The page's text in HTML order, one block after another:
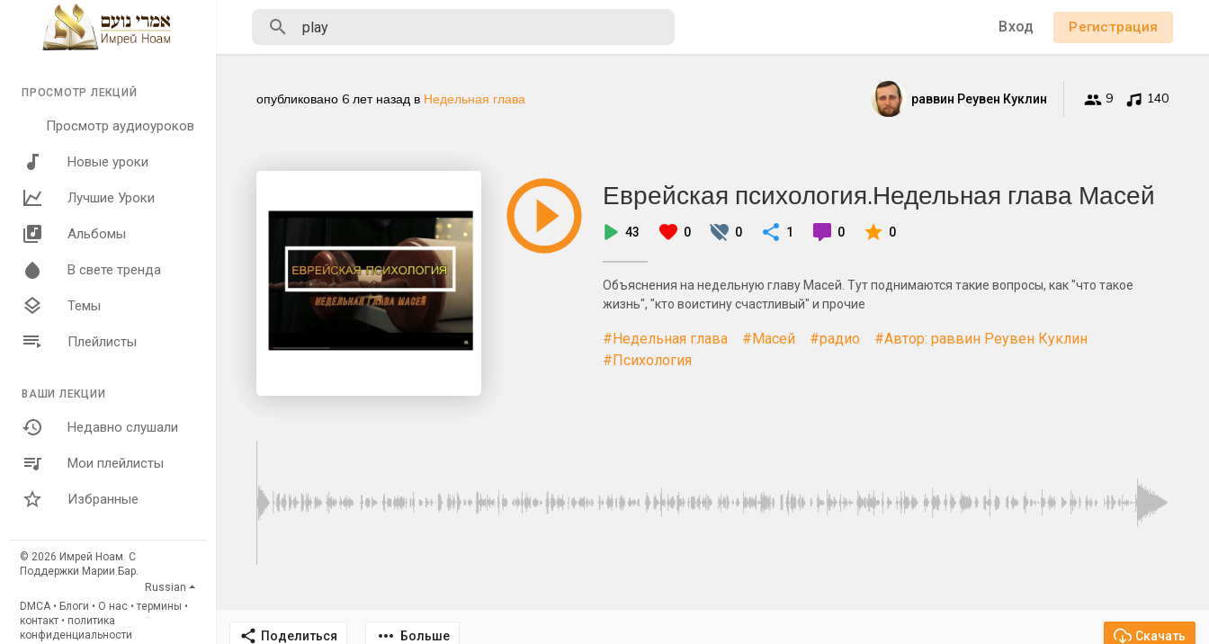
ПРОСМОТР ЛЕКЦИЙ
Просмотр аудиоуроков
Новые уроки
Лучшие Уроки
Альбомы
В свете тренда
Темы
Плейлисты
ВАШИ ЛЕКЦИИ
Недавно слушали
Мои плейлисты
Избранные
© 2026 Имрей Ноам. С
Поддержки Марии Бар.
Russian
DMCA • Блоги • О нас •термины •
контакт • политика
конфиденциальности
Вход Регистрация
опубликовано 6 лет назад в Недельная глава раввин Реувен Куклин 9 140
Еврейская психология.Недельная глава Масей
43 0 0 1 0 0
Объяснения на недельную главу Масей. Тут поднимаются такие вопросы, как "что такое
жизнь", "кто воистину счастливый" и прочие
#Недельная глава #Масей #радио
#Автор: раввин Реувен Куклин
#Психология
Поделиться Больше Скачать